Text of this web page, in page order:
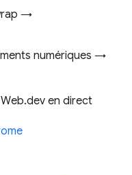
→
numériques →
en direct